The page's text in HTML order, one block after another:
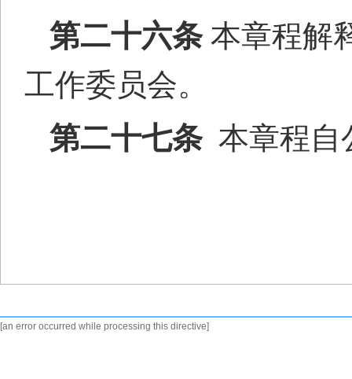
第二十六条 本章程解
工作委员会。
第二十七条 本章程自
[an error occurred while processing this directive]